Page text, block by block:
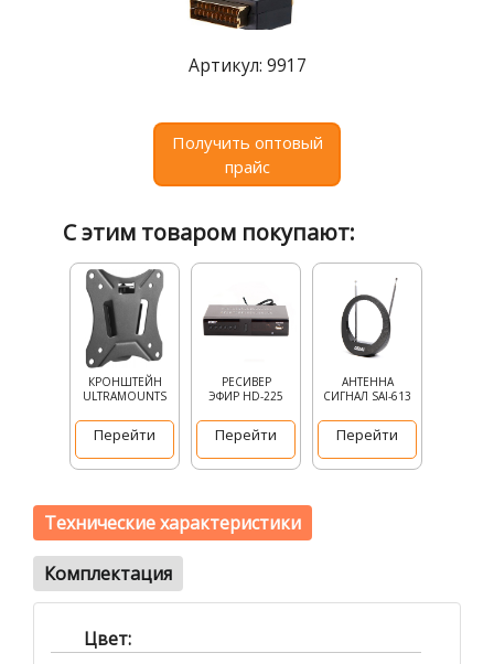
news@signalelectronics.ru
Артикул: 9917
Получить оптовый
прайс
С этим товаром покупают:
КРОНШТЕЙН
ULTRAMOUNTS
Перейти
РЕСИВЕР
ЭФИР HD-225
Перейти
АНТЕННА
СИГНАЛ SAI-613
Перейти
Технические характеристики
Комплектация
Цвет: